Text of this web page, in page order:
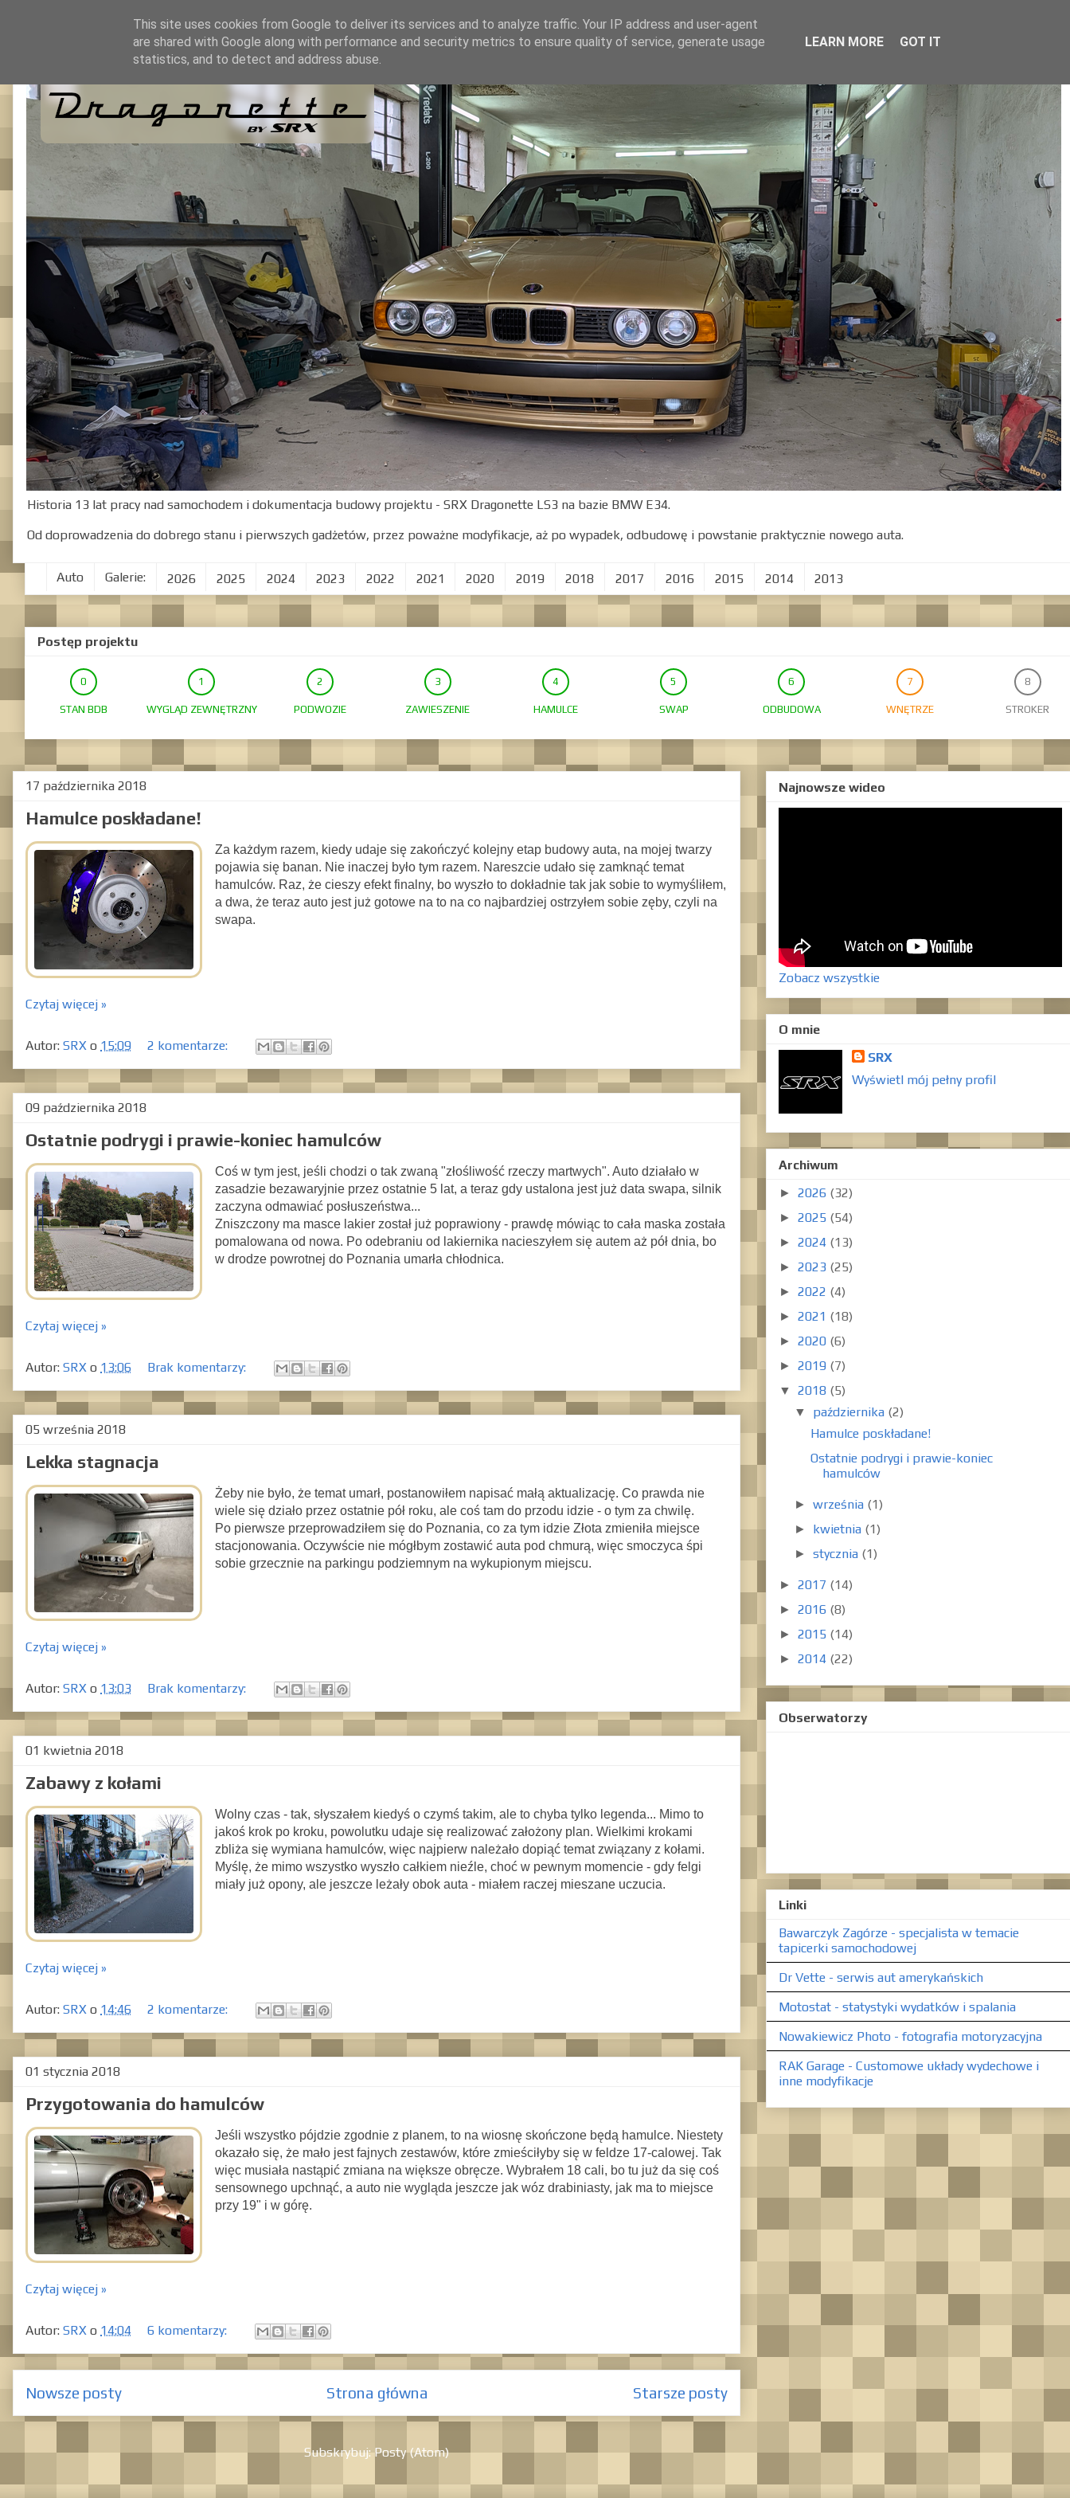
Historia 13 lat pracy nad samochodem i dokumentacja budowy projektu - SRX Dragonette LS3 na bazie BMW E34.
Od doprowadzenia do dobrego stanu i pierwszych gadżetów, przez poważne modyfikacje, aż po wypadek, odbudowę i powstanie praktycznie nowego auta.
Auto Galerie: 2026 2025 2024 2023 2022 2021 2020 2019 2018 2017 2016 2015 2014 2013
Postęp projektu
STAN BDB WYGLĄD ZEWNĘTRZNY PODWOZIE ZAWIESZENIE HAMULCE SWAP ODBUDOWA WNĘTRZE STROKER
17 października 2018
Hamulce poskładane!
Za każdym razem, kiedy udaje się zakończyć kolejny etap budowy auta, na mojej twarzy
pojawia się banan. Nie inaczej było tym razem. Nareszcie udało się zamknąć temat
hamulców. Raz, że cieszy efekt finalny, bo wyszło to dokładnie tak jak sobie to wymyśliłem,
a dwa, że teraz auto jest już gotowe na to na co najbardziej ostrzyłem sobie zęby, czyli na
swapa.
Czytaj więcej »
Autor: SRX o 15:09 2 komentarze:
09 października 2018
Ostatnie podrygi i prawie-koniec hamulców
Coś w tym jest, jeśli chodzi o tak zwaną "złośliwość rzeczy martwych". Auto działało w
zasadzie bezawaryjnie przez ostatnie 5 lat, a teraz gdy ustalona jest już data swapa, silnik
zaczyna odmawiać posłuszeństwa...
Zniszczony ma masce lakier został już poprawiony - prawdę mówiąc to cała maska została
pomalowana od nowa. Po odebraniu od lakiernika nacieszyłem się autem aż pół dnia, bo
w drodze powrotnej do Poznania umarła chłodnica.
Czytaj więcej »
Autor: SRX o 13:06 Brak komentarzy:
05 września 2018
Lekka stagnacja
Żeby nie było, że temat umarł, postanowiłem napisać małą aktualizację. Co prawda nie
wiele się działo przez ostatnie pół roku, ale coś tam do przodu idzie - o tym za chwilę.
Po pierwsze przeprowadziłem się do Poznania, co za tym idzie Złota zmieniła miejsce
stacjonowania. Oczywście nie mógłbym zostawić auta pod chmurą, więc smoczyca śpi
sobie grzecznie na parkingu podziemnym na wykupionym miejscu.
Czytaj więcej »
Autor: SRX o 13:03 Brak komentarzy:
01 kwietnia 2018
Zabawy z kołami
Wolny czas - tak, słyszałem kiedyś o czymś takim, ale to chyba tylko legenda... Mimo to
jakoś krok po kroku, powolutku udaje się realizować założony plan. Wielkimi krokami
zbliża się wymiana hamulców, więc najpierw należało dopiąć temat związany z kołami.
Myślę, że mimo wszystko wyszło całkiem nieźle, choć w pewnym momencie - gdy felgi
miały już opony, ale jeszcze leżały obok auta - miałem raczej mieszane uczucia.
Czytaj więcej »
Autor: SRX o 14:46 2 komentarze:
01 stycznia 2018
Przygotowania do hamulców
Jeśli wszystko pójdzie zgodnie z planem, to na wiosnę skończone będą hamulce. Niestety
okazało się, że mało jest fajnych zestawów, które zmieściłyby się w feldze 17-calowej. Tak
więc musiała nastąpić zmiana na większe obręcze. Wybrałem 18 cali, bo tu już da się coś
sensownego upchnąć, a auto nie wygląda jeszcze jak wóz drabiniasty, jak ma to miejsce
przy 19" i w górę.
Czytaj więcej »
Autor: SRX o 14:04 6 komentarzy:
Nowsze posty Starsze posty
Strona główna
Subskrybuj: Posty (Atom)
Najnowsze wideo
Zobacz wszystkie
O mnie
SRX
Wyświetl mój pełny profil
Archiwum
► 2026 (32)
► 2025 (54)
► 2024 (13)
► 2023 (25)
► 2022 (4)
► 2021 (18)
► 2020 (6)
► 2019 (7)
▼ 2018 (5)
▼ października (2)
Hamulce poskładane!
Ostatnie podrygi i prawie-koniec
hamulców
►września (1)
► kwietnia (1)
►stycznia (1)
► 2017 (14)
► 2016 (8)
► 2015 (14)
► 2014 (22)
Obserwatorzy
Linki
Bawarczyk Zagórze - specjalista w temacie
tapicerki samochodowej
Dr Vette - serwis aut amerykańskich
Motostat - statystyki wydatków i spalania
Nowakiewicz Photo - fotografia motoryzacyjna
RAK Garage - Customowe układy wydechowe i
inne modyfikacje
This site uses cookies from Google to deliver its services and to analyze traffic. Your IP address and user-agent
are shared with Google along with performance and security metrics to ensure quality of service, generate usage
statistics, and to detect and address abuse.
LEARN MORE GOT IT